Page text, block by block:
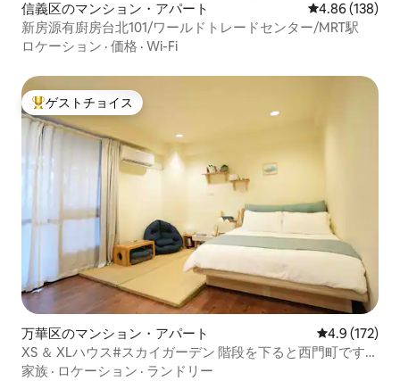
信義区のマンション・アパート レビュー138
4.86 (138)
新房源有廚房台北101/ワールドトレードセンター/MRT駅
ロケーション · 価格 · Wi-Fi
大好評のゲストチョイスです。
ゲストチョイス
万華区のマンション・アパート レビュー172
4.9 (172)
XS ＆ XLハウス#スカイガーデン 階段を下ると西門町です
^^
家族 · ロケーション · ランドリー